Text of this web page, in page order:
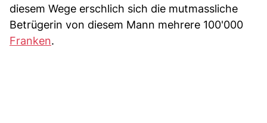
diesem Wege erschlich sich die mutmassliche
Betrügerin von diesem Mann mehrere 100'000
Franken.